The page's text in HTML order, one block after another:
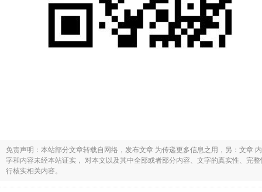
免责声明：本站部分文章转载自网络，发布文章 为传递更多信息之用，另：文章
字和内容未经本站证实， 对本文以及其中全部或者部分内容、文字的真实性、完
行核实相关内容。